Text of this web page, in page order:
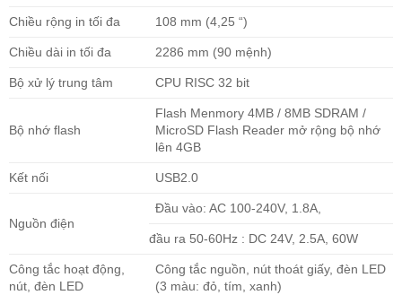
Chiều rộng in tối đa 108 mm (4,25 “)
Chiều dài in tối đa 2286 mm (90 mệnh)
Bộ xử lý trung tâm CPU RISC 32 bit
Bộ nhớ flash
Flash Menmory 4MB / 8MB SDRAM /
MicroSD Flash Reader mở rộng bộ nhớ
lên 4GB
Kết nối USB2.0
Nguồn điện
Đầu vào: AC 100-240V, 1.8A,
đầu ra 50-60Hz : DC 24V, 2.5A, 60W
Công tắc hoạt động,
nút, đèn LED
Công tắc nguồn, nút thoát giấy, đèn LED
(3 màu: đỏ, tím, xanh)